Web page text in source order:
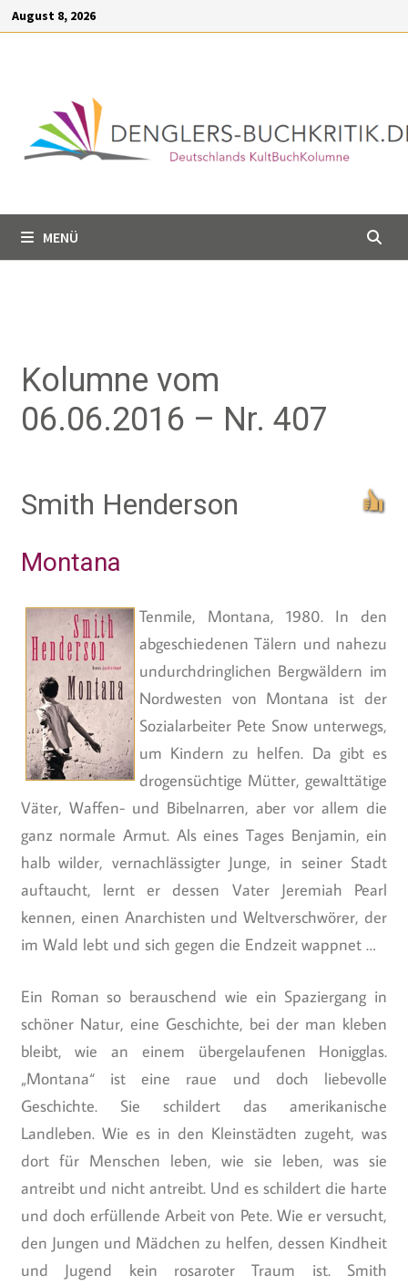
springen
August 8, 2026
MENÜ
Kolumne vom
06.06.2016 – Nr. 407
Smith Henderson
Montana
Tenmile, Montana, 1980. In den
abgeschiedenen Tälern und nahezu
undurchdringlichen Bergwäldern im
Nordwesten von Montana ist der
Sozialarbeiter Pete Snow unterwegs,
um Kindern zu helfen. Da gibt es
drogensüchtige Mütter, gewalttätige
Väter, Waffen- und Bibelnarren, aber vor allem die
ganz normale Armut. Als eines Tages Benjamin, ein
halb wilder, vernachlässigter Junge, in seiner Stadt
auftaucht, lernt er dessen Vater Jeremiah Pearl
kennen, einen Anarchisten und Weltverschwörer, der
im Wald lebt und sich gegen die Endzeit wappnet …
Ein Roman so berauschend wie ein Spaziergang in
schöner Natur, eine Geschichte, bei der man kleben
bleibt, wie an einem übergelaufenen Honigglas.
„Montana“ ist eine raue und doch liebevolle
Geschichte. Sie schildert das amerikanische
Landleben. Wie es in den Kleinstädten zugeht, was
dort für Menschen leben, wie sie leben, was sie
antreibt und nicht antreibt. Und es schildert die harte
und doch erfüllende Arbeit von Pete. Wie er versucht,
den Jungen und Mädchen zu helfen, dessen Kindheit
und Jugend kein rosaroter Traum ist. Smith